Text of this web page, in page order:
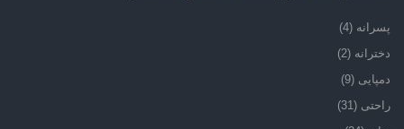
پسرانه (4)
دخترانه (2)
دمپایی (9)
راحتی (31)